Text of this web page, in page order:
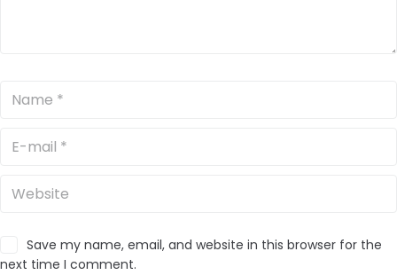
Save my name, email, and website in this browser for the
next time I comment.